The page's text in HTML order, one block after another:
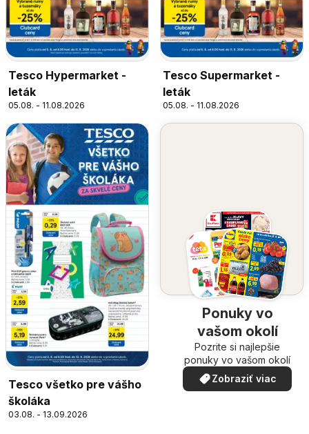
Tesco Hypermarket -
leták
05.08. - 11.08.2026
Tesco Supermarket -
leták
05.08. - 11.08.2026
Tesco všetko pre vášho
školáka
03.08. - 13.09.2026
Ponuky vo
vašom okolí
Pozrite si najlepšie
ponuky vo vašom okolí
Zobraziť viac